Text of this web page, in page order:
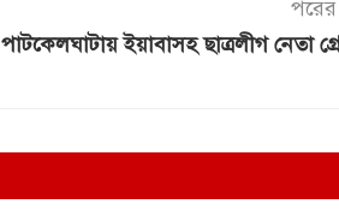
পাটকেলঘাটায় ইয়াবাসহ ছাত্রলীগ নেতা